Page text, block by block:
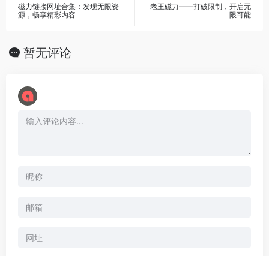
磁力链接网址合集：发现无限资
源，畅享精彩内容
老王磁力——打破限制，开启无
限可能
暂无评论